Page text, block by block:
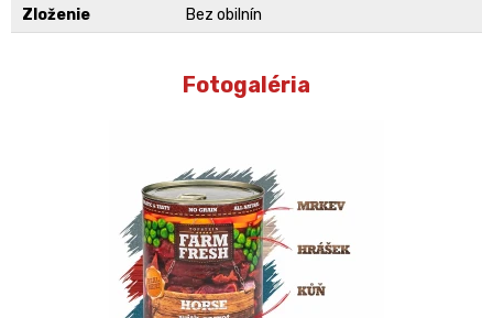
Zloženie
Bez obilnín
Fotogaléria